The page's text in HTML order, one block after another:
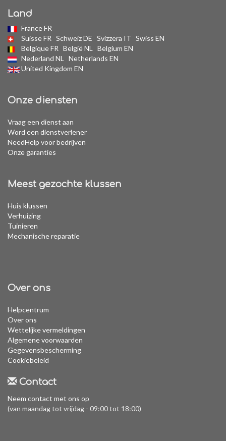
Land
France FR
Suisse FR Schweiz DE Svizzera IT Swiss EN
Belgique FR België NL
Belgium EN
Nederland NL
Netherlands EN
United Kingdom EN
Onze diensten
Vraag een dienst aan
Word een dienstverlener
NeedHelp voor bedrijven
Onze garanties
Meest gezochte klussen
Huis klussen
Verhuizing
Tuinieren
Mechanische reparatie
Over ons
Helpcentrum
Over ons
Wettelijke vermeldingen
Algemene voorwaarden
Gegevensbescherming
Cookiebeleid
Contact
Neem contact met ons op
(van maandag tot vrijdag - 09:00 tot 18:00)